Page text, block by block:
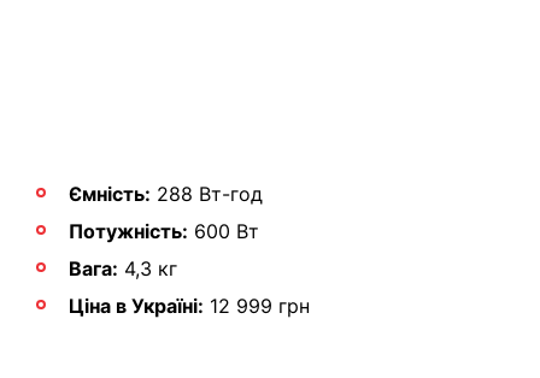
Ємність: 288 Вт-год
Потужність: 600 Вт
Вага: 4,3 кг
Ціна в Україні: 12 999 грн